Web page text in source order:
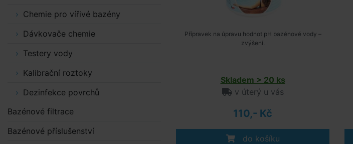
Přípravek na úpravu hodnot pH bazénové vody –
zvýšení.
Skladem > 20 ks
v úterý u vás
110,- Kč
do košíku
Chemie pro vířivé bazény
Dávkovače chemie
Testery vody
Kalibrační roztoky
Dezinfekce povrchů
Bazénové filtrace
Bazénové příslušenství